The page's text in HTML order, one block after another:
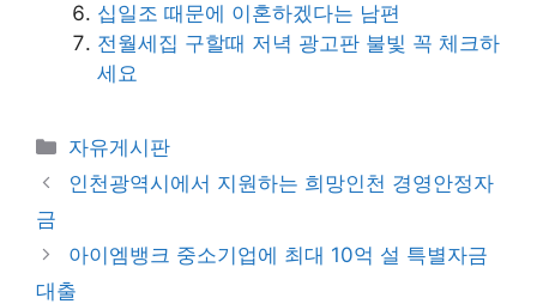
십일조 때문에 이혼하겠다는 남편
전월세집 구할때 저녁 광고판 불빛 꼭 체크하
세요
카
테
자유게시판
인천광역시에서 지원하는 희망인천 경영안정자
금
아이엠뱅크 중소기업에 최대 10억 설 특별자금
대출